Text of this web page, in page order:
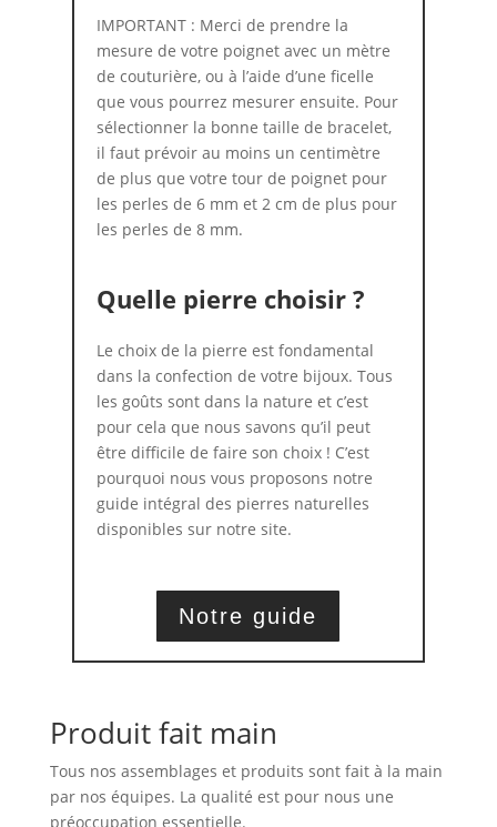
IMPORTANT : Merci de prendre la
mesure de votre poignet avec un mètre
de couturière, ou à l’aide d’une ficelle
que vous pourrez mesurer ensuite. Pour
sélectionner la bonne taille de bracelet,
il faut prévoir au moins un centimètre
de plus que votre tour de poignet pour
les perles de 6 mm et 2 cm de plus pour
les perles de 8 mm.
Quelle pierre choisir ?
Le choix de la pierre est fondamental
dans la confection de votre bijoux. Tous
les goûts sont dans la nature et c’est
pour cela que nous savons qu’il peut
être difficile de faire son choix ! C’est
pourquoi nous vous proposons notre
guide intégral des pierres naturelles
disponibles sur notre site.
Notre guide
Produit fait main
Tous nos assemblages et produits sont fait à la main
par nos équipes. La qualité est pour nous une
préoccupation essentielle.